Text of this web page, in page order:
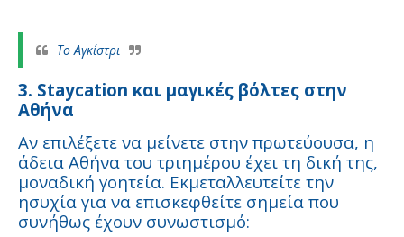
Το Αγκίστρι
3. Staycation και μαγικές βόλτες στην
Αθήνα
Αν επιλέξετε να μείνετε στην πρωτεύουσα, η
άδεια Αθήνα του τριημέρου έχει τη δική της,
μοναδική γοητεία. Εκμεταλλευτείτε την
ησυχία για να επισκεφθείτε σημεία που
συνήθως έχουν συνωστισμό: